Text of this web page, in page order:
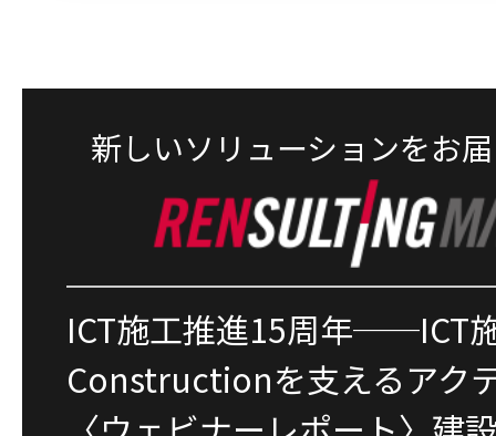
新しいソリューションをお
ICT施工推進15周年──ICT
Constructionを支えるアク